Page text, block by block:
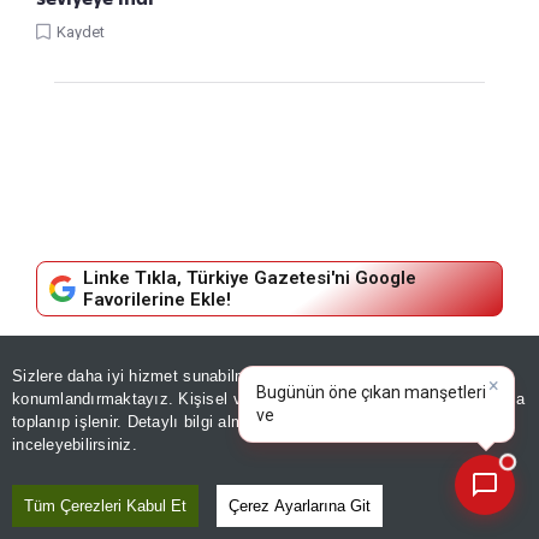
Sizlere daha iyi hizmet sunabilmek adına sitemizde
konumlandırmaktayız. Kişisel verileriniz, KVKK ve GDPR kapsamında
toplanıp işlenir. Detaylı bilgi almak için
inceleyebilirsiniz.
Tüm Çerezleri Kabul Et Çerez Ayarlarına Git
Kaydet
Linke Tıkla, Türkiye Gazetesi'ni Google
Favorilerine Ekle!
Almanya'da kuraklık alarmı! Ren
Nehri tarihinde ilk kez bu
seviyeye indi
×
Bugünün öne çıkan manşetleri
ve gelişmeleri neler?